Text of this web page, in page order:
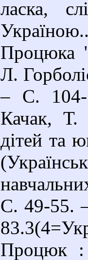
ласка,
Процюка
Л.
– С. 104-
Качак, Т.
дітей та
С. 49-55.
Процюк :